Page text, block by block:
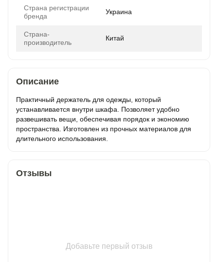
Страна регистрации
бренда
Украина
Страна-
производитель
Китай
Описание
Практичный держатель для одежды, который
устанавливается внутри шкафа. Позволяет удобно
развешивать вещи, обеспечивая порядок и экономию
пространства. Изготовлен из прочных материалов для
длительного использования.
Отзывы
Добавьте первый отзыв